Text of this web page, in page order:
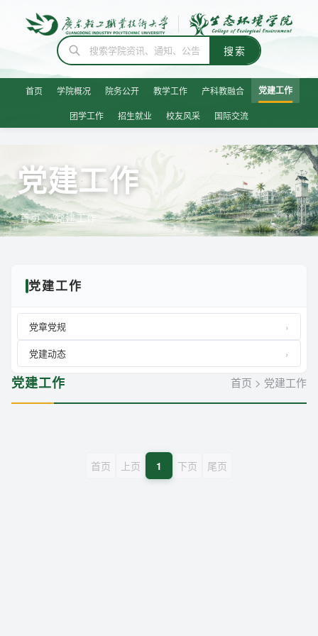
首页 学院概况 院务公开 教学工作 产科教融合 党建工作
团学工作 招生就业 校友风采 国际交流
党建工作
首页> 党建工作
党建工作
党章党规
党建动态
党建工作 首页 > 党建工作
首页 上页 1 下页 尾页